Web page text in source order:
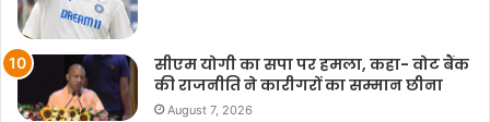
सीएम योगी का सपा पर हमला, कहा- वोट बैंक
की राजनीति ने कारीगरों का सम्मान छीना
August 7, 2026